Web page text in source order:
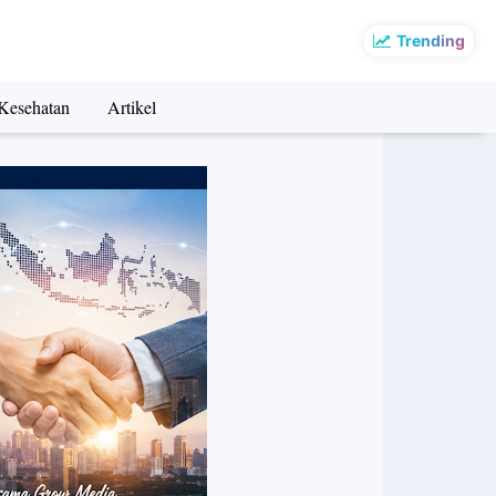
Trending
Artikel